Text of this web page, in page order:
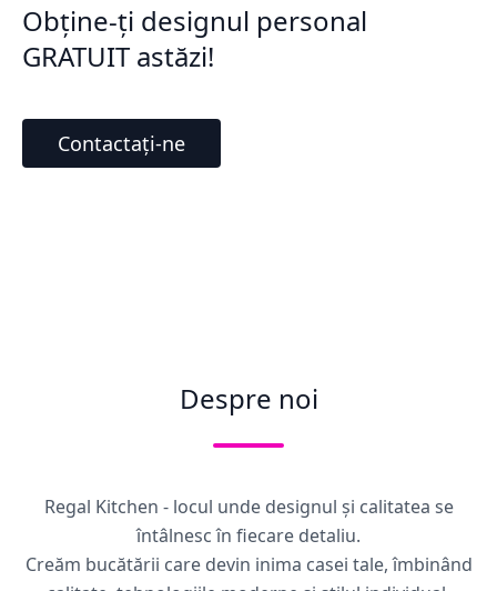
Obține-ți designul personal
GRATUIT astăzi!
Contactați-ne
Despre noi
Regal Kitchen - locul unde designul și calitatea se
întâlnesc în fiecare detaliu.
Creăm bucătării care devin inima casei tale, îmbinând